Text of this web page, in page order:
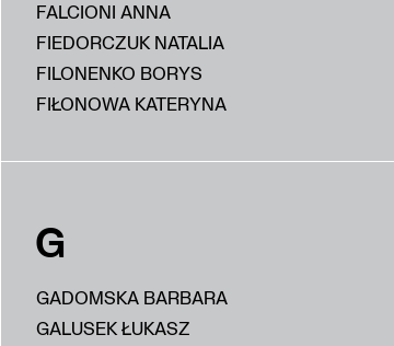
FALCIONI ANNA
FIEDORCZUK NATALIA
FILONENKO BORYS
FIŁONOWA KATERYNA
G
GADOMSKA BARBARA
GALUSEK ŁUKASZ